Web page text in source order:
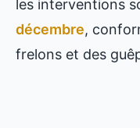
les interventions
décembre,
frelons et des